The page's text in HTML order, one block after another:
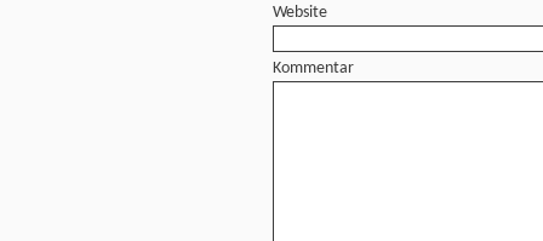
Website
Kommentar